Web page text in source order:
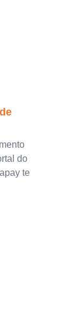
do
te